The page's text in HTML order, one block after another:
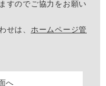
すのでご協力をお願い
せは、 ホームページ管